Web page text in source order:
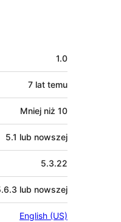
1.0
7 lat temu
Mniej niż 10
5.1 lub nowszej
5.3.22
lub nowszej
English (US)